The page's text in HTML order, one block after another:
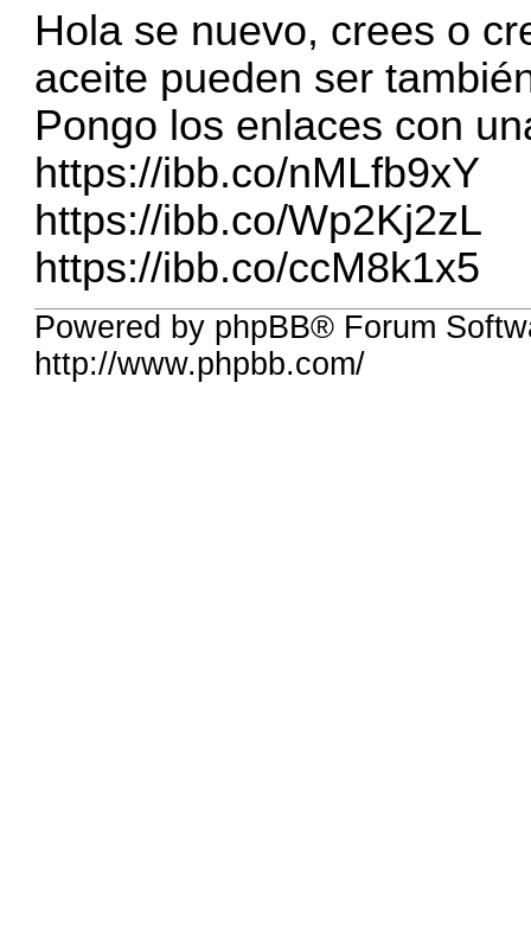
Hola se nuevo, crees o
aceite pueden ser
Pongo los enlaces con
https://ibb.co/nMLfb9xY
https://ibb.co/Wp2Kj2zL
https://ibb.co/ccM8k1x5
Powered by phpBB® Forum
http://www.phpbb.com/